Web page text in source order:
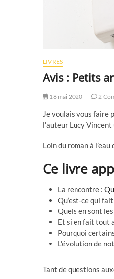
LIVRES
Avis : Petits
18 mai 2020 2
Je voulais vous faire
l’auteur Lucy
Loin du roman à
Ce livre
La rencontre :
Qu’est-ce qui
Quels en sont
Et si en fait tout
Pourquoi
L’évolution de
Tant de questions